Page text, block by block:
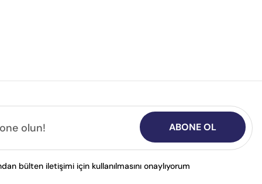
ABONE OL
bülten iletişimi için kullanılmasını onaylıyorum